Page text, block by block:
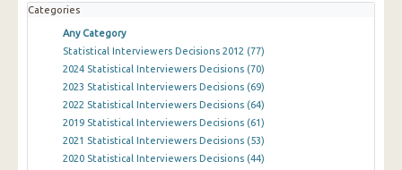
Categories
Any Category
Statistical Interviewers Decisions 2012 (77)
2024 Statistical Interviewers Decisions (70)
2023 Statistical Interviewers Decisions (69)
2022 Statistical Interviewers Decisions (64)
2019 Statistical Interviewers Decisions (61)
2021 Statistical Interviewers Decisions (53)
2020 Statistical Interviewers Decisions (44)